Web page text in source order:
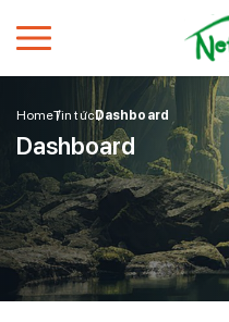
HomeTin tứcDashboard
Dashboard